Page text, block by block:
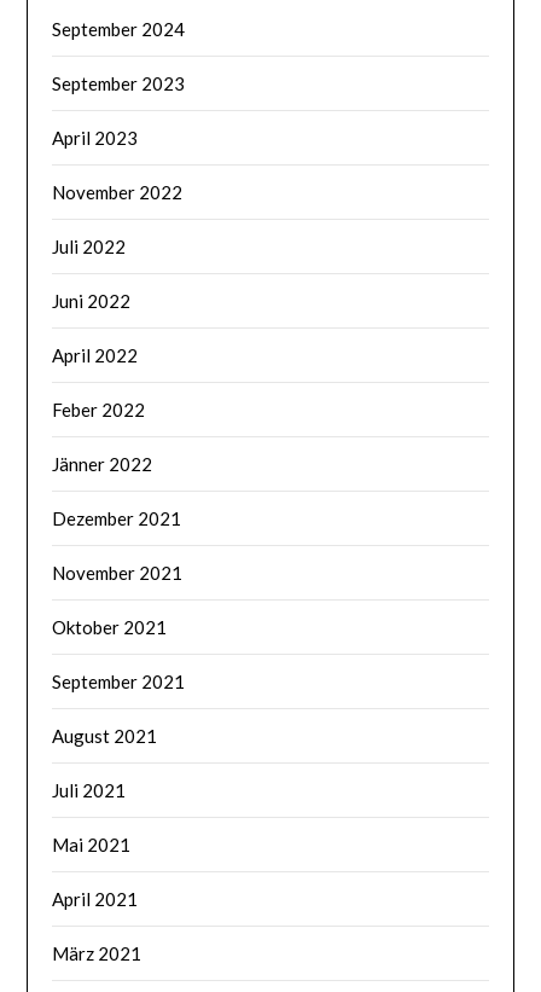
September 2024
September 2023
April 2023
November 2022
Juli 2022
Juni 2022
April 2022
Feber 2022
Jänner 2022
Dezember 2021
November 2021
Oktober 2021
September 2021
August 2021
Juli 2021
Mai 2021
April 2021
März 2021